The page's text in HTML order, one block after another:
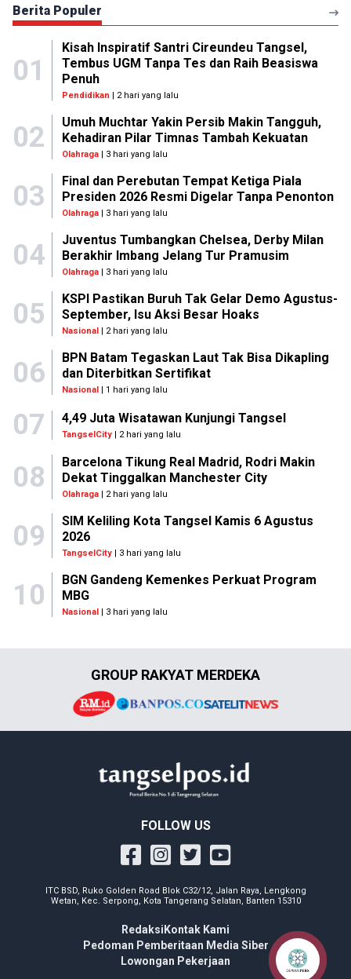
Berita Populer
01
Kisah Inspiratif Santri Cireundeu Tangsel,
Tembus UGM Tanpa Tes dan Raih Beasiswa
Penuh
Pendidikan | 2 hari yang lalu
02
Umuh Muchtar Yakin Persib Makin Tangguh,
Kehadiran Pilar Timnas Tambah Kekuatan
Olahraga| 3 hari yang lalu
03
Final dan Perebutan Tempat Ketiga Piala
Presiden 2026 Resmi Digelar Tanpa Penonton
Olahraga| 3 hari yang lalu
04
Juventus Tumbangkan Chelsea, Derby Milan
Berakhir Imbang Jelang Tur Pramusim
Olahraga| 3 hari yang lalu
05
KSPI Pastikan Buruh Tak Gelar Demo Agustus-
September, Isu Aksi Besar Hoaks
Nasional| 2 hari yang lalu
06
BPN Batam Tegaskan Laut Tak Bisa Dikapling
dan Diterbitkan Sertifikat
Nasional| 1 hari yang lalu
07 4,49 Juta Wisatawan Kunjungi Tangsel
TangselCity | 2 hari yang lalu
08
Barcelona Tikung Real Madrid, Rodri Makin
Dekat Tinggalkan Manchester City
Olahraga| 2 hari yang lalu
09
SIM Keliling Kota Tangsel Kamis 6 Agustus
2026
TangselCity| 3 hari yang lalu
10
BGN Gandeng Kemenkes Perkuat Program
MBG
Nasional| 3 hari yang lalu
GROUP RAKYAT MERDEKA
FOLLOW US
ITC BSD, Ruko Golden Road Blok C32/12, Jalan Raya, Lengkong
Wetan, Kec. Serpong, Kota Tangerang Selatan, Banten 15310
Redaksi Kontak Kami
Pedoman Pemberitaan Media Siber
Lowongan Pekerjaan